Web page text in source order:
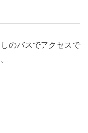
のバスでアクセスで